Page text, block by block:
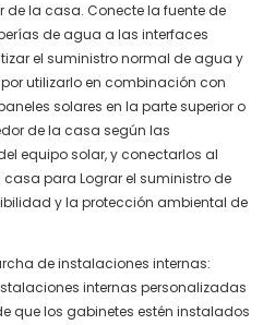
de la casa. Conecte la fuente de
de agua a las interfaces
el suministro normal de agua y
utilizarlo en combinación con
solares en la parte superior o
de la casa según las
equipo solar, y conectarlos al
para Lograr el suministro de
y la protección ambiental de
de instalaciones internas:
internas personalizadas
que los gabinetes estén instalados